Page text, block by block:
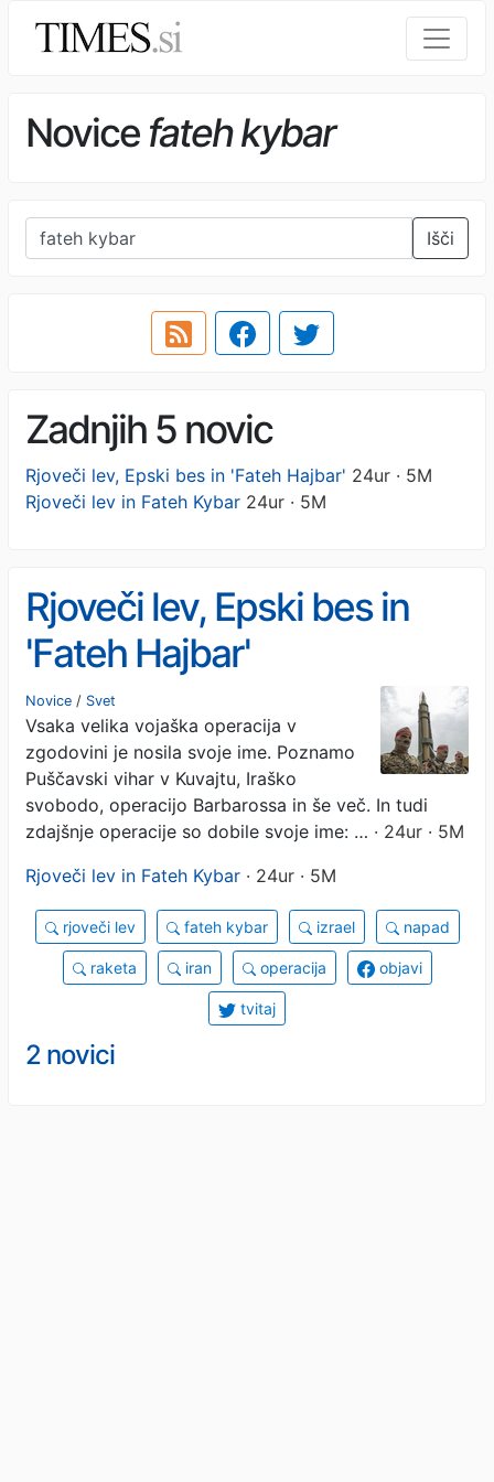
Novice fateh kybar
Išči
Zadnjih 5 novic
Rjoveči lev, Epski bes in 'Fateh Hajbar' 24ur · 5M
Rjoveči lev in Fateh Kybar 24ur · 5M
Rjoveči lev, Epski bes in
'Fateh Hajbar'
Novice / Svet
Vsaka velika vojaška operacija v
zgodovini je nosila svoje ime. Poznamo
Puščavski vihar v Kuvajtu, Iraško
svobodo, operacijo Barbarossa in še več. In tudi
zdajšnje operacije so dobile svoje ime: … · 24ur · 5M
Rjoveči lev in Fateh Kybar · 24ur · 5M
rjoveči lev fateh kybar izrael napad
raketa iran operacija objavi
tvitaj
2 novici